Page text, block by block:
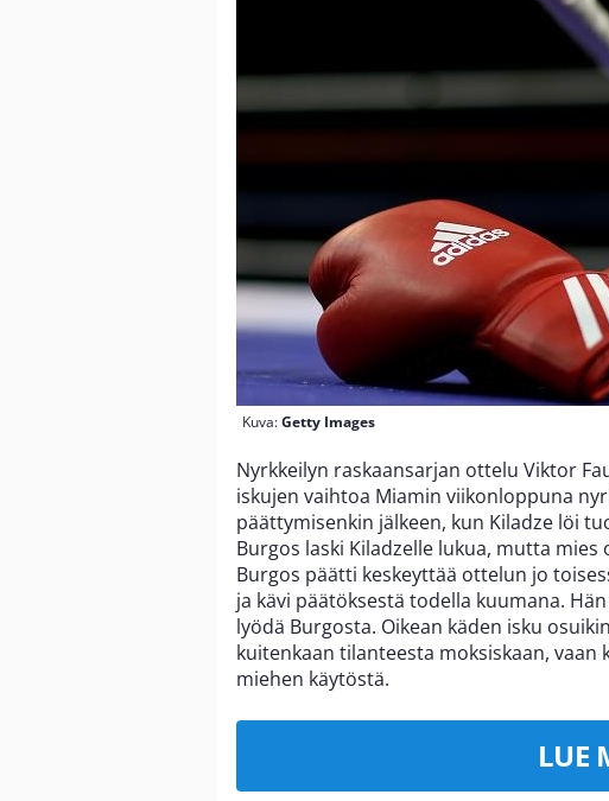
Kuva:Getty Images
Nyrkkeilyn raskaansarjan ottelu Viktor
iskujen vaihtoa Miamin viikonloppuna
päättymisenkin jälkeen, kun Kiladze löi
Burgos laski Kiladzelle lukua, mutta
Burgos päätti keskeyttää ottelun jo
ja kävi päätöksestä todella kuumana.
lyödä Burgosta. Oikean käden isku
kuitenkaan tilanteesta moksiskaan,
miehen käytöstä.
LUE